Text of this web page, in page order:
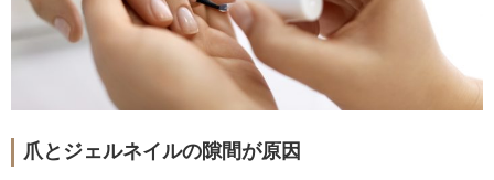
爪とジェルネイルの隙間が原因